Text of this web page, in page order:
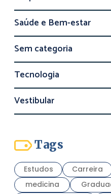
Saúde e Bem-estar
Sem categoria
Tecnologia
Vestibular
Tags
Estudos Carreira
medicina